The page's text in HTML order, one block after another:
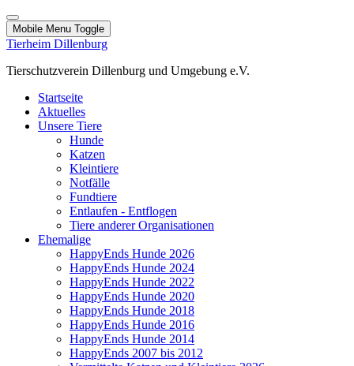
Mobile Menu Toggle
Tierheim Dillenburg
Tierschutzverein Dillenburg und Umgebung e.V.
Startseite
Aktuelles
Unsere Tiere
Hunde
Katzen
Kleintiere
Notfälle
Fundtiere
Entlaufen - Entflogen
Tiere anderer Organisationen
Ehemalige
HappyEnds Hunde 2026
HappyEnds Hunde 2024
HappyEnds Hunde 2022
HappyEnds Hunde 2020
HappyEnds Hunde 2018
HappyEnds Hunde 2016
HappyEnds Hunde 2014
HappyEnds 2007 bis 2012